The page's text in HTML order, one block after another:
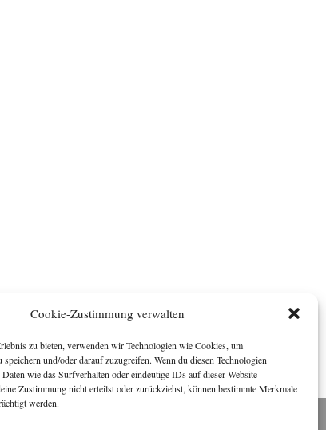
Cookie-Zustimmung verwalten
zu bieten, verwenden wir Technologien wie Cookies, um
und/oder darauf zuzugreifen. Wenn du diesen Technologien
wie das Surfverhalten oder eindeutige IDs auf dieser Website
Zustimmung nicht erteilst oder zurückziehst, können bestimmte Merkmale
werden.